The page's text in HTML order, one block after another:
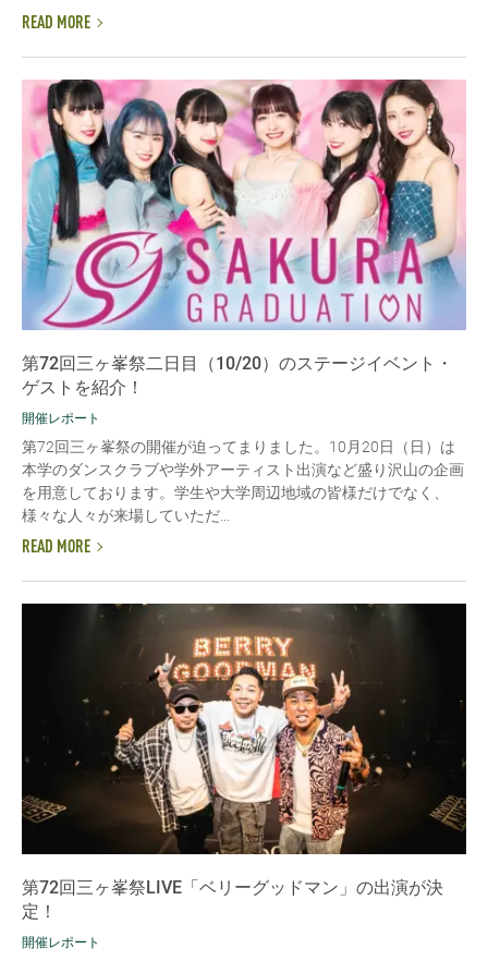
READ MORE
第72回三ヶ峯祭二日目（10/20）のステージイベント・
ゲストを紹介！
開催レポート
第72回三ヶ峯祭の開催が迫ってまりました。10月20日（日）は
本学のダンスクラブや学外アーティスト出演など盛り沢山の企画
を用意しております。学生や大学周辺地域の皆様だけでなく、
様々な人々が来場していただ...
READ MORE
第72回三ヶ峯祭LIVE「ベリーグッドマン」の出演が決
定！
開催レポート